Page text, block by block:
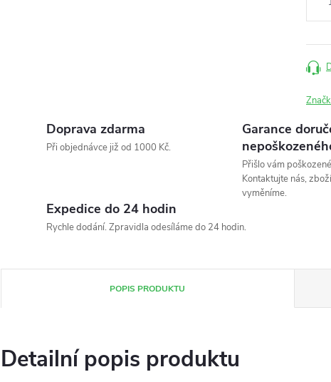
Doprava zdarma
Při objednávce již od 1000 Kč.
Garance
Přišlo vám
Kontaktujte nás,
vyměníme.
Expedice do 24 hodin
Rychle dodání. Zpravidla odesíláme do 24 hodin.
POPIS PRODUKTU
Detailní popis produktu